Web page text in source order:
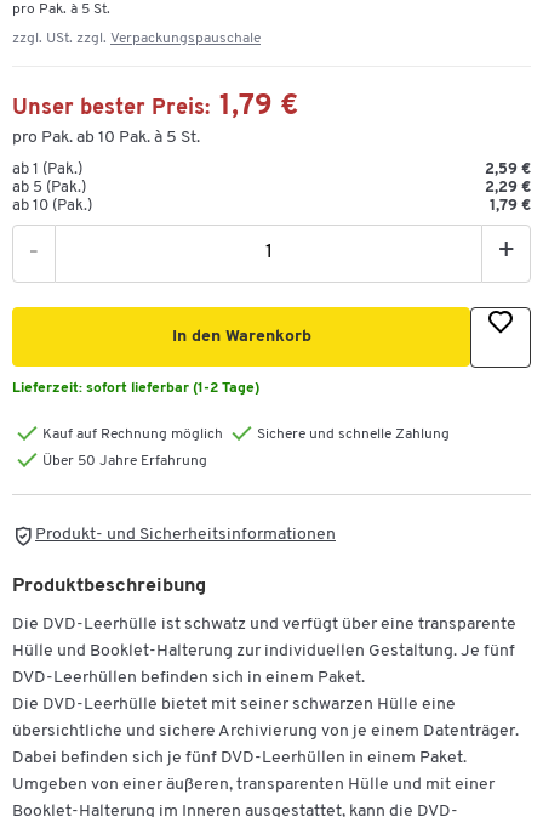
pro Pak. à 5 St.
zzgl. USt. zzgl. Verpackungspauschale
Unser bester Preis: 1,79 €
pro Pak. ab 10 Pak. à 5 St.
ab 1 (Pak.)
2,59 €
ab 5 (Pak.)
2,29 €
ab 10 (Pak.)
1,79 €
- +
In den Warenkorb
Lieferzeit: sofort lieferbar (1-2 Tage)
Kauf auf Rechnung möglich
Sichere und schnelle Zahlung
Über 50 Jahre Erfahrung
Produkt- und Sicherheitsinformationen
Produktbeschreibung
Die DVD-Leerhülle ist schwatz und verfügt über eine transparente
Hülle und Booklet-Halterung zur individuellen Gestaltung. Je fünf
DVD-Leerhüllen befinden sich in einem Paket.
Die DVD-Leerhülle bietet mit seiner schwarzen Hülle eine
übersichtliche und sichere Archivierung von je einem Datenträger.
Dabei befinden sich je fünf DVD-Leerhüllen in einem Paket.
Umgeben von einer äußeren, transparenten Hülle und mit einer
Booklet-Halterung im Inneren ausgestattet, kann die DVD-